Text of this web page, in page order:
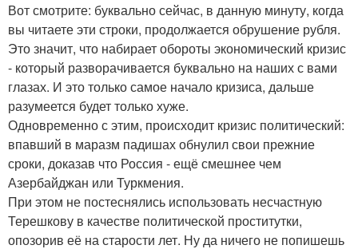
Вот смотрите: буквально сейчас, в данную минуту, когда
вы читаете эти строки, продолжается обрушение рубля.
Это значит, что набирает обороты экономический кризис
- который разворачивается буквально на наших с вами
глазах. И это только самое начало кризиса, дальше
разумеется будет только хуже.
Одновременно с этим, происходит кризис политический:
впавший в маразм падишах обнулил свои прежние
сроки, доказав что Россия - ещё смешнее чем
Азербайджан или Туркмения.
При этом не постеснялись использовать несчастную
Терешкову в качестве политической проститутки,
опозорив её на старости лет. Ну да ничего не попишешь